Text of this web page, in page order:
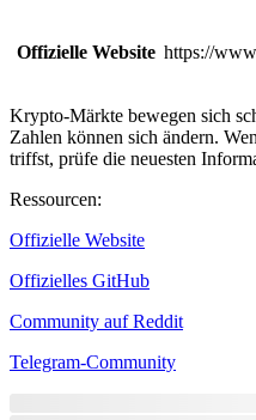
Offizielle Website https://
Krypto-Märkte bewegen sich
Zahlen können sich ändern.
triffst, prüfe die neuesten
Ressourcen:
Offizielle Website
Offizielles GitHub
Community auf Reddit
Telegram-Community